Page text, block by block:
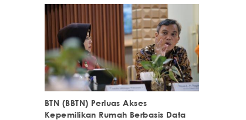
BTN (BBTN) Perluas Akses
Kepemilikan Rumah Berbasis Data